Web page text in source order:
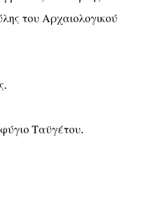
του Αρχαιολογικού
Ταϋγέτου.